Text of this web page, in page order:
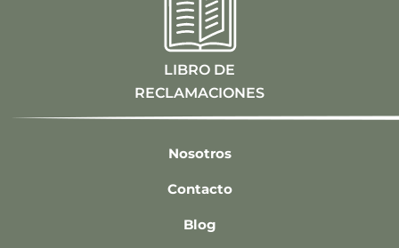
LIBRO DE
RECLAMACIONES
Nosotros
Contacto
Blog